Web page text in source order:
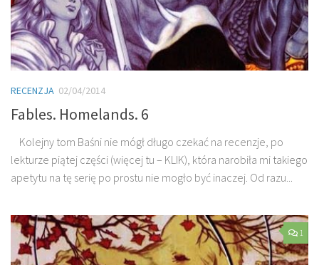
RECENZJA 02/04/2014
Fables. Homelands. 6
Kolejny tom Baśni nie mógł długo czekać na recenzje, po
lekturze piątej części (więcej tu – KLIK), która narobiła mi takiego
apetytu na tę serię po prostu nie mogło być inaczej. Od razu...
1